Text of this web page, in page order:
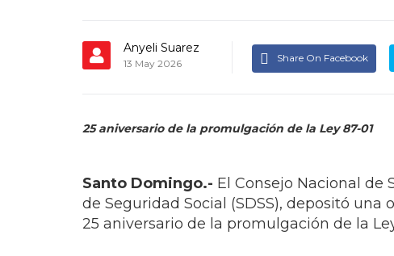
Anyeli Suarez
13 May 2026 Share On Facebook
25 aniversario de la promulgación de la Ley 87-01
Santo Domingo.- El Consejo Nacional de
de Seguridad Social (SDSS), depositó
25 aniversario de la promulgación de la